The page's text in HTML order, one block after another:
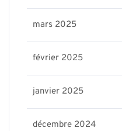
mars 2025
février 2025
janvier 2025
décembre 2024